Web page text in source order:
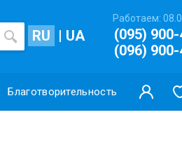
RU | UA
Работаем:
(095)
(096)
Благотворительность